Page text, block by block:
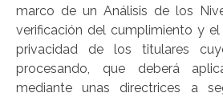
marco de un Análisis de los
verificación del cumplimiento y
privacidad de los titulares
procesando, que deberá
mediante unas directrices a